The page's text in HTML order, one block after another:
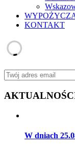
KONTAKT
W dniach